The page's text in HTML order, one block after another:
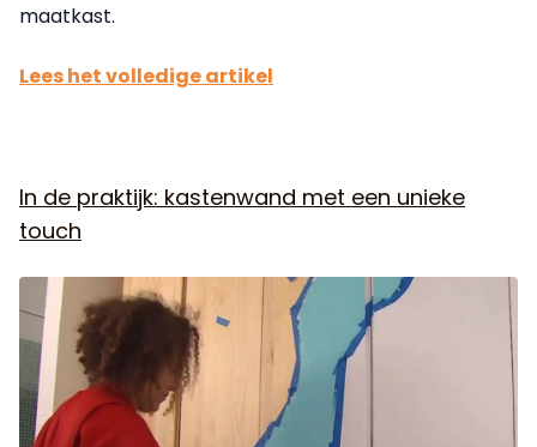
maatkast.
Lees het volledige artikel
In de praktijk: kastenwand met een unieke
touch